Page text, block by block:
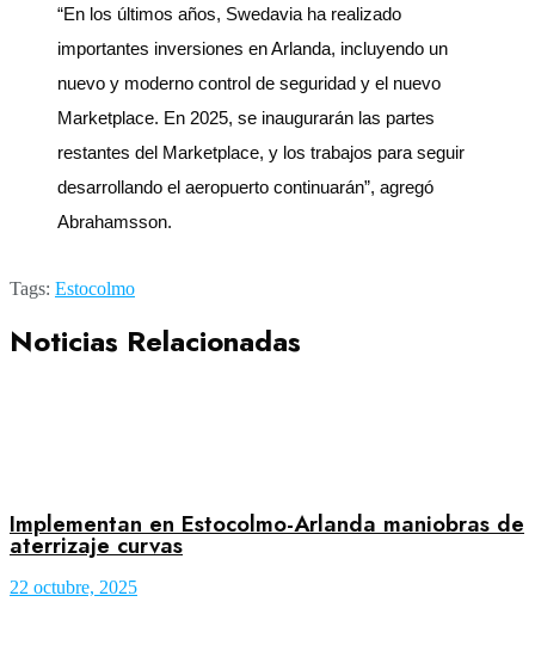
“En los últimos años, Swedavia ha realizado
importantes inversiones en Arlanda, incluyendo un
nuevo y moderno control de seguridad y el nuevo
Marketplace. En 2025, se inaugurarán las partes
restantes del Marketplace, y los trabajos para seguir
desarrollando el aeropuerto continuarán”, agregó
Abrahamsson.
Tags: Estocolmo
Noticias Relacionadas
Implementan en Estocolmo-Arlanda maniobras de
aterrizaje curvas
22 octubre, 2025